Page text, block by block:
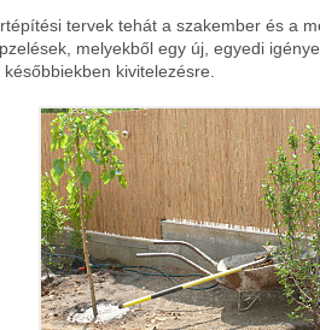
tervek tehát a szakember és a
melyekből egy új, egyedi
későbbiekben kivitelezésre.